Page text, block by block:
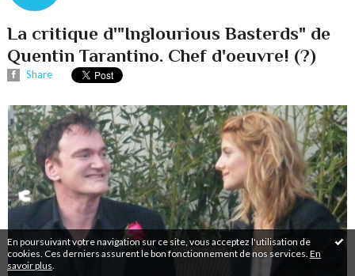
En poursuivant votre navigation sur ce site, vous acceptez l'utilisation de
cookies. Ces derniers assurent le bon fonctionnement de nos services. En
savoir plus
La critique d'"Inglourious Basterds" de
Quentin Tarantino. Chef d'oeuvre! (?)
Share